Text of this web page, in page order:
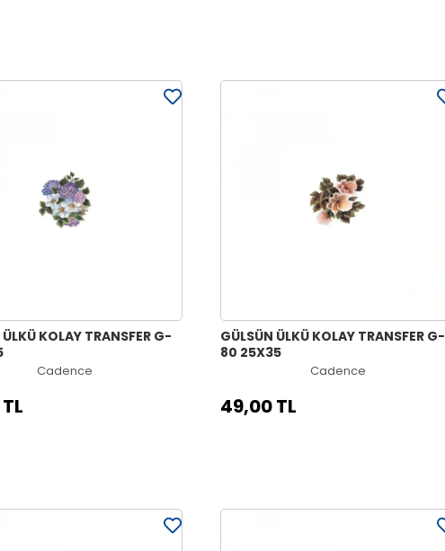
KOLAY TRANSFER G-
Cadence
GÜLSÜN ÜLKÜ KOLAY TRANSFER G-
80 25X35
Cadence
49,00 TL